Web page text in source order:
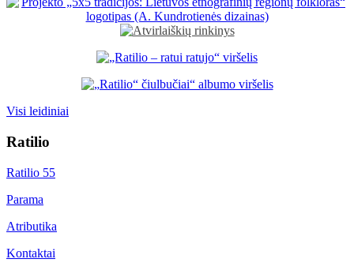
Visi leidiniai
Ratilio
Ratilio 55
Parama
Atributika
Kontaktai